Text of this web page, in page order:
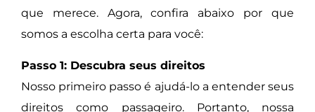
que merece. Agora, confira abaixo por que
somos a escolha certa para você:
Passo 1: Descubra seus direitos
Nosso primeiro passo é ajudá-lo a entender seus
direitos como passageiro. Portanto, nossa